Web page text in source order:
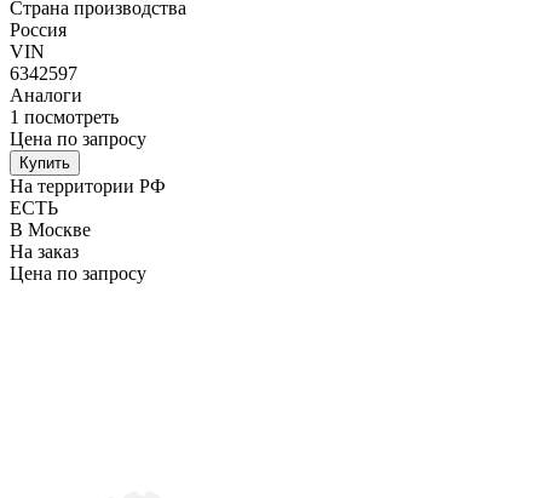
Страна производства
Россия
VIN
6342597
Аналоги
1 посмотреть
Цена по запросу
Купить
На территории РФ
ЕСТЬ
В Москве
На заказ
Цена по запросу